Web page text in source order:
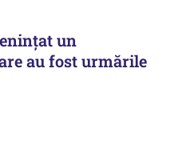
un
au fost urmările